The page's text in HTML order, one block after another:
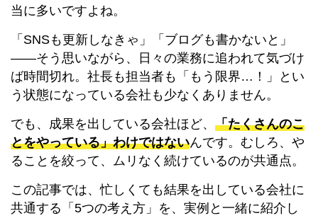
当に多いですよね。
「SNSも更新しなきゃ」「ブログも書かないと」
――そう思いながら、日々の業務に追われて気づけ
ば時間切れ。社長も担当者も「もう限界…！」とい
う状態になっている会社も少なくありません。
でも、成果を出している会社ほど、 「たくさんのこ
とをやっている」わけではないんです。むしろ、や
ることを絞って、ムリなく続けているのが共通点。
この記事では、忙しくても結果を出している会社に
共通する「5つの考え方」を、実例と一緒に紹介し